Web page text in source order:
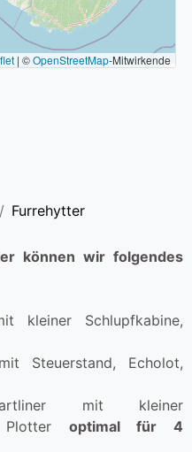
| ©OpenStreetMap-Mitwirkende
Furrehytter
können wir folgendes
kleiner Schlupfkabine,
Steuerstand, Echolot,
mit kleiner
Plotter optimal für 4